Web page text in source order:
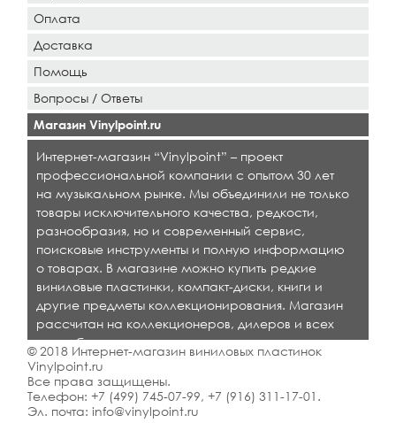
Оплата
Доставка
Помощь
Вопросы / Ответы
Магазин Vinylpoint.ru
Интернет-магазин “Vinylpoint” – проект
профессиональной компании с опытом 30 лет
на музыкальном рынке. Мы объединили не только
товары исключительного качества, редкости,
разнообразия, но и современный сервис,
поисковые инструменты и полную информацию
о товарах. В магазине можно купить редкие
виниловые пластинки, компакт-диски, книги и
другие предметы коллекционирования. Магазин
рассчитан на коллекционеров, дилеров и всех
кто любит качественную музыку.
© 2018 Интернет-магазин виниловых пластинок
Vinylpoint.ru
Все права защищены.
Телефон: +7 (499) 745-07-99, +7 (916) 311-17-01 .
Эл. почта: info@vinylpoint.ru